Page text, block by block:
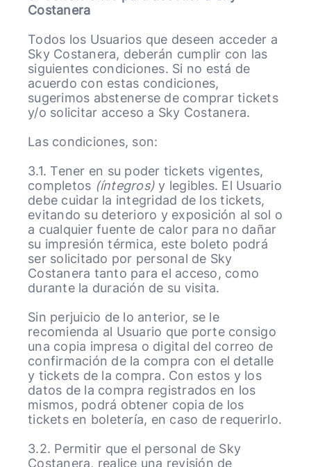
Costanera
Todos los Usuarios que deseen acceder a
Sky Costanera, deberán cumplir con las
siguientes condiciones. Si no está de
acuerdo con estas condiciones,
sugerimos abstenerse de comprar tickets
y/o solicitar acceso a Sky Costanera.
Las condiciones, son:
3.1. Tener en su poder tickets vigentes,
completos (íntegros) y legibles. El Usuario
debe cuidar la integridad de los tickets,
evitando su deterioro y exposición al sol o
a cualquier fuente de calor para no dañar
su impresión térmica, este boleto podrá
ser solicitado por personal de Sky
Costanera tanto para el acceso, como
durante la duración de su visita.
Sin perjuicio de lo anterior, se le
recomienda al Usuario que porte consigo
una copia impresa o digital del correo de
confirmación de la compra con el detalle
y tickets de la compra. Con estos y los
datos de la compra registrados en los
mismos, podrá obtener copia de los
tickets en boletería, en caso de requerirlo.
3.2. Permitir que el personal de Sky
Costanera, realice una revisión de